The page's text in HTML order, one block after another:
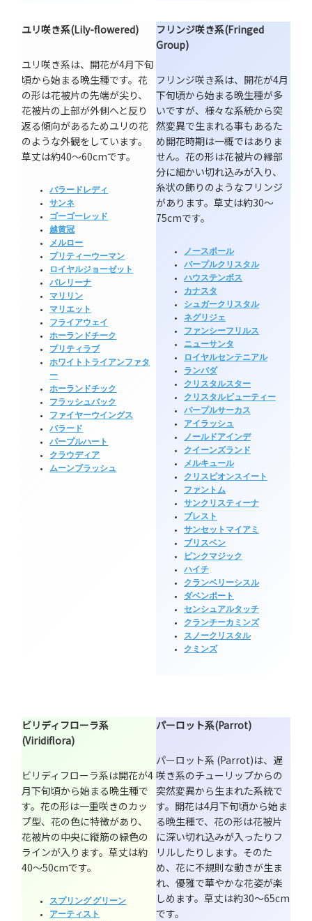
ユリ咲き系(Lily-flowered)
ユリ咲き系は、開花が4月下旬
頃から始まる晩生種です。花
の形は花被片の先端が尖り、
花被片の上部が外側へと反り
返る傾向があるためユリの花
のような外観をしています。
草丈は約40～60cmです。
バラードレディ
サンネ
ゴーゴーレッド
越黄冠
メルロー
プリティーウーマン
ロイヤルジョーゼット
バレリーナ
マリリン
マリエット
フライアウェイ
ホーランドチーク
プリティラブ
ホワイトトライアンファタ
ー
ホーランドチック
フラッシュバック
ファイヤーウイングス
バラード
パープルハート
クラウディア
ムーンブラッシュ
フリンジ咲き系(Fringed
Group)
フリンジ咲き系は、開花が4月
下旬頃から始まる晩生種が多
いですが、様々な系統から突
然変異で生まれる事もあるた
め開花時期は一概ではありま
せん。花の形は花被片の縁部
分に細かい切れ込みが入り、
糸状の飾りのようなフリンジ
があります。草丈は約30～
75cmです。
ノースポール
パープルクリスタル
ハウステンボス
カナスタ
シュガークリスタル
ネグリジェ
ファンシーフリルス
ニューサンタ
ロイヤルセンテニアル
ランバダ
クリスタルスター
クリスタルビューティー
パープルサーカス
アイラッシュ
ノールドアインデ
クイーンズランド
メルキュール
クリスピオンスイート
ファントム
サンクリスティーナ
ブレスト
サンセットマイアミ
ブリスベン
ピンクマジック
ハイチ
クランベリーシスル
ダベンポート
センシュアルタッチ
クランチーカミンズ
スノークリスタル
クミンズ
ビリディフローラ系
(Viridiflora)
ビリディフローラ系は開花が4
月下旬頃から始まる晩生種で
す。花の形は一重咲きのカッ
プ型、花の色に特徴があり、
花被片の中央に縦筋の緑色の
ラインが入ります。草丈は約
40～50cmです。
スプリング グリーン
アーティスト
パーロット系(Parrot)
パーロット系 (Parrot)は、遅
咲き系のチューリップからの
突然変異から生まれた系統で
す。開花は4月下旬頃から始ま
る晩生種で、花の形は花被片
に深い切れ込みが入ったりフ
リルしたりします。そのた
め、花に不規則な動きが生ま
れ、優雅で華やかな花姿が楽
しめます。草丈は約30～65cm
です。